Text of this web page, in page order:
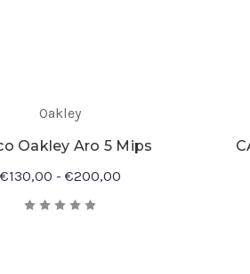
Oakley
Oakley Aro 5 Mips
€130,00 - €200,00